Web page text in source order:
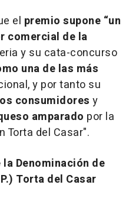
el premio supone “un
comercial de la
y su cata-concurso
una de las más
y por tanto su
consumidores y
amparado por la
Torta del Casar".
Denominación de
Torta del Casar